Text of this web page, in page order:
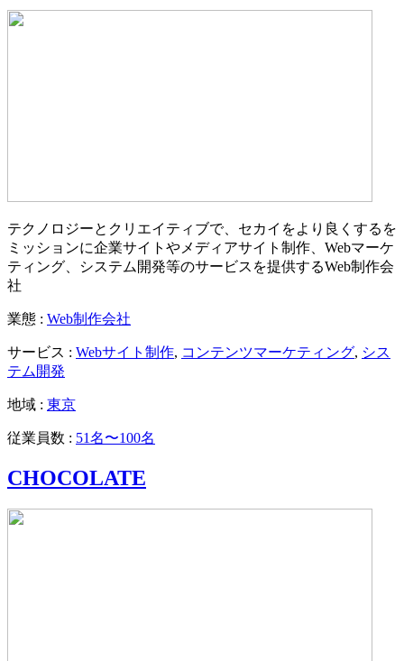
テクノロジーとクリエイティブで、セカイをより良くするを
ミッションに企業サイトやメディアサイト制作、Webマーケ
ティング、システム開発等のサービスを提供するWeb制作会
社
業態 : Web制作会社
サービス : Webサイト制作, コンテンツマーケティング, シス
テム開発
地域 : 東京
従業員数 : 51名〜100名
CHOCOLATE